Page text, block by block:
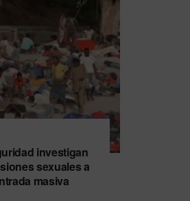
investigan
sexuales a
masiva